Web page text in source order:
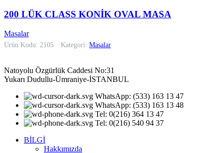
200 LÜK CLASS KONİK OVAL MASA
Masalar
Ürün Kodu: 2105 Kategori: Masalar
Natoyolu Özgürlük Caddesi No:31
Yukarı Dudullu-Ümraniye-İSTANBUL
WhatsApp: (533) 163 13 47
WhatsApp: (533) 163 13 48
Tel: 0(216) 364 13 47
Tel: 0(216) 540 94 37
BİLGİ
Hakkımızda